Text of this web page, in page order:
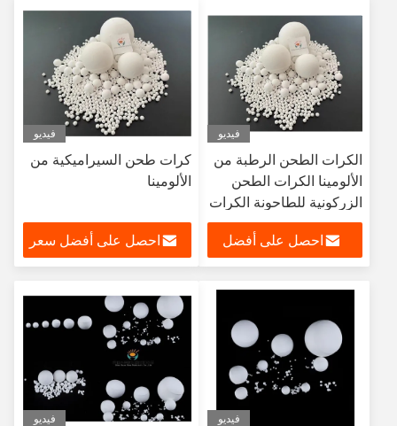
فيديو
الكرات الطحن الرطبة من
الألومينا الكرات الطحن
الزركونية للطاحونة الكرات
/ طاحونة الاهتزاز
احصل على أفضل
فيديو
كرات طحن السيراميكية من
الألومينا
احصل على أفضل سعر
فيديو فيديو